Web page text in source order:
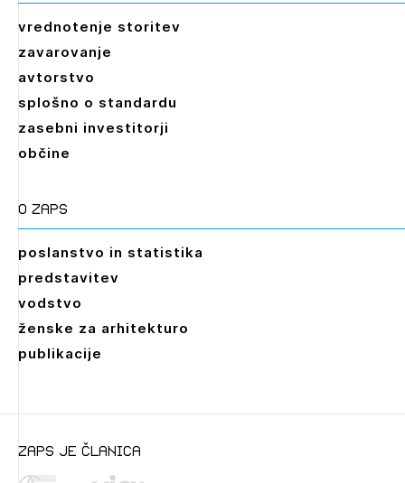
2019,2018,2017,2016,2015,2014,2013,
vrednotenje storitev
zavarovanje
avtorstvo
splošno o standardu
zasebni investitorji
občine
O zaps
poslanstvo in statistika
predstavitev
vodstvo
ženske za arhitekturo
publikacije
zaps je članica